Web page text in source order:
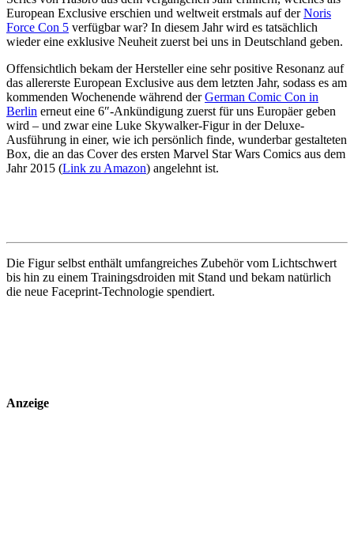
European Exclusive erschien und weltweit erstmals auf derNoris
Force Con 5 verfügbar war? In diesem Jahr wird es tatsächlich
wieder eine exklusive Neuheit zuerst bei uns in Deutschland geben.
Offensichtlich bekam der Hersteller eine sehr positive Resonanz auf
das allererste European Exclusive aus dem letzten Jahr, sodass es am
kommenden Wochenende während derGerman Comic Con in
Berlin erneut eine 6″-Ankündigung zuerst für uns Europäer geben
wird – und zwar eine Luke Skywalker-Figur in der Deluxe-
Ausführung in einer, wie ich persönlich finde, wunderbar gestalteten
Box, die an das Cover des ersten Marvel Star Wars Comics aus dem
Jahr 2015 (Link zu Amazon) angelehnt ist.
Die Figur selbst enthält umfangreiches Zubehör vom Lichtschwert
bis hin zu einem Trainingsdroiden mit Stand und bekam natürlich
die neue Faceprint-Technologie spendiert.
Anzeige